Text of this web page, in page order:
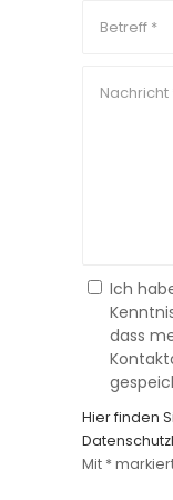
Ich
dass
Hier finden
Mit *